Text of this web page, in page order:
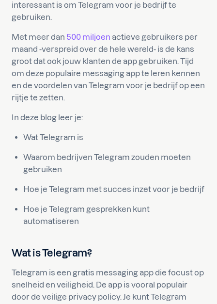
interessant is om Telegram voor je bedrijf te
gebruiken.
Met meer dan 500 miljoen actieve gebruikers per
maand -verspreid over de hele wereld- is de kans
groot dat ook jouw klanten de app gebruiken. Tijd
om deze populaire messaging app te leren kennen
en de voordelen van Telegram voor je bedrijf op een
rijtje te zetten.
In deze blog leer je:
Wat Telegram is
Waarom bedrijven Telegram zouden moeten
gebruiken
Hoe je Telegram met succes inzet voor je bedrijf
Hoe je Telegram gesprekken kunt
automatiseren
Wat is Telegram?
Telegram is een gratis messaging app die focust op
snelheid en veiligheid. De app is vooral populair
door de veilige privacy policy. Je kunt Telegram